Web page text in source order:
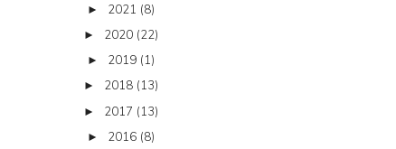
► 2021 (8)
► 2020 (22)
► 2019 (1)
► 2018 (13)
► 2017 (13)
► 2016 (8)